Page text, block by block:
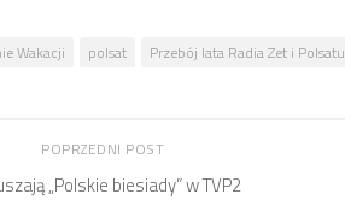
Wakacji polsat Przebój lata Radia Zet i Polsatu
POPRZEDNI POST
„Polskie biesiady” w TVP2